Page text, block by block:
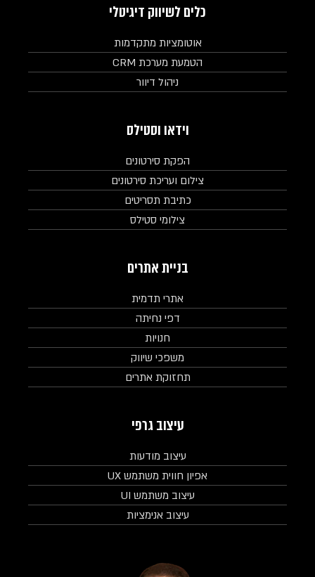
כלים לשיווק דיגיטלי
אוטומציות מתקדמות
הטמעת מערכת CRM
ניהול דיוור
וידאו וסטילס
הפקת סירטונים
צילום ועריכת סירטונים
כתיבת תסריטים
צילומי סטילס
בניית אתרים
אתרי תדמית
דפי נחיתה
חנויות
משפכי שיווק
תחזוקת אתרים
עיצוב גרפי
עיצוב מודעות
אפיון חווית משתמש UX
עיצוב משתמש UI
עיצוב אנימציות